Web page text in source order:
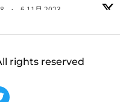
· 6 11月 2023
会社の代表取締役が
という、自民党御用達
rights reserved